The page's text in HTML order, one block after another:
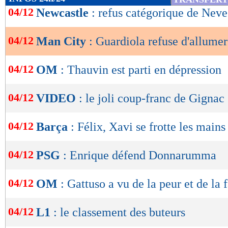
de
OK
04/12 Newcastle : refus catégorique de
04/12 Man City : Guardiola refuse
04/12 OM : Thauvin est parti en dépression
04/12 VIDEO : le joli coup-franc de Gignac
04/12 Barça : Félix, Xavi se frotte les mains
04/12 PSG : Enrique défend Donnarumma
04/12 OM : Gattuso a vu de la peur et de la
04/12 L1 : le classement des buteurs